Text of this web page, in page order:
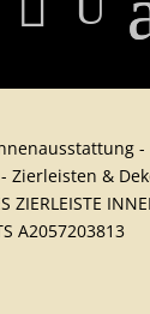
-
Zierleisten &
ZIERLEISTE
A2057203813